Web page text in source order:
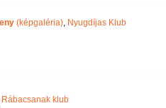
(képgaléria), Nyugdíjas Klub
Rábacsanak klub